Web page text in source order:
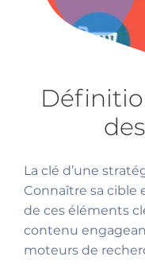
La clé d’une
Connaître sa cible
de ces éléments
contenu
moteurs de